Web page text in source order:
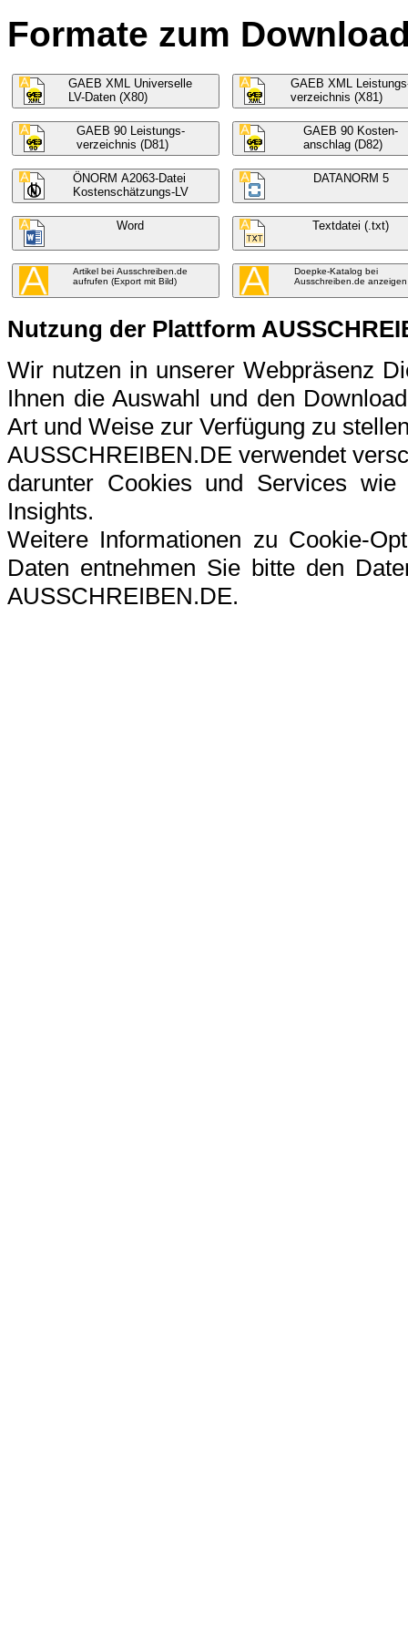
Formate zum
GAEB XML Universelle
LV-Daten (X80)
GAEB XML
verzeichnis (X81)
GAEB 90 Leistungs-
verzeichnis (D81)
GAEB 90 Kosten-
anschlag (D82)
ÖNORM A2063-Datei
Kostenschätzungs-LV
DATANORM 5
Word Textdatei (.txt)
Artikel bei Ausschreiben.de
aufrufen (Export mit Bild)
Doepke-Katalog bei
Ausschreiben.de anzeigen
Nutzung der Plattform
Wir nutzen in unserer Webpräsenz
Ihnen die Auswahl und den
Art und Weise zur Verfügung zu
AUSSCHREIBEN.DE verwendet
darunter Cookies und Services
Insights.
Weitere Informationen zu Cookie-
Daten entnehmen Sie bitte den
AUSSCHREIBEN.DE.